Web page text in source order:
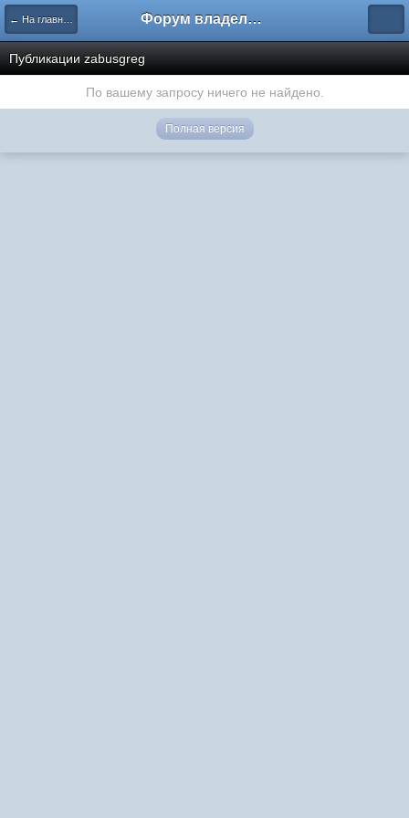
← На главную Форум владельцев интернет-магазинов
Публикации zabusgreg
По вашему запросу ничего не найдено.
Полная версия